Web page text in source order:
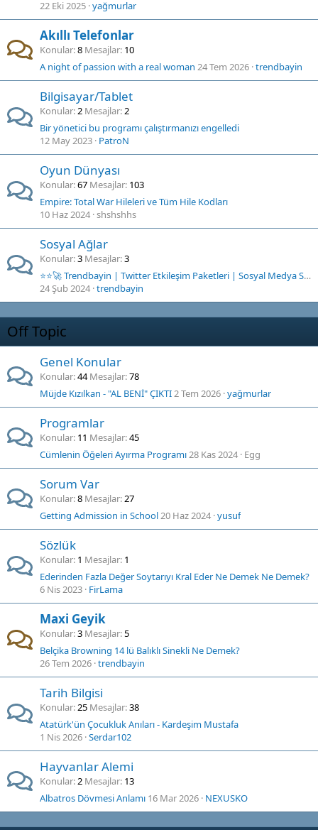
22 Eki 2025 yağmurlar
Akıllı Telefonlar
Konular 8 Mesajlar 10
A night of passion with a real woman 24 Tem 2026 trendbayin
Bilgisayar/Tablet
Konular 2 Mesajlar 2
Bir yönetici bu programı çalıştırmanızı engelledi
12 May 2023 PatroN
Oyun Dünyası
Konular 67 Mesajlar 103
Empire: Total War Hileleri ve Tüm Hile Kodları
10 Haz 2024 shshshhs
Sosyal Ağlar
Konular 3 Mesajlar 3
⭐⭐🚀 Trendbayin | Twitter Etkileşim Paketleri | Sosyal Medya Servisleri | RT - Beğeni - Takipçi ⭐
24 Şub 2024 trendbayin
Off Topic
Genel Konular
Konular 44 Mesajlar 78
Müjde Kızılkan - "AL BENİ" ÇIKTI2 Tem 2026 yağmurlar
Programlar
Konular 11 Mesajlar 45
Cümlenin Öğeleri Ayırma Programı28 Kas 2024 Egg
Sorum Var
Konular 8 Mesajlar 27
Getting Admission in School20 Haz 2024 yusuf
Sözlük
Konular 1 Mesajlar 1
Ederinden Fazla Değer Soytarıyı Kral Eder Ne Demek Ne Demek?
6 Nis 2023 FirLama
Maxi Geyik
Konular 3 Mesajlar 5
Belçika Browning 14 lü Balıklı Sinekli Ne Demek?
26 Tem 2026 trendbayin
Tarih Bilgisi
Konular 25 Mesajlar 38
Atatürk'ün Çocukluk Anıları - Kardeşim Mustafa
1 Nis 2026 Serdar102
Hayvanlar Alemi
Konular 2 Mesajlar 13
Albatros Dövmesi Anlamı 16 Mar 2026 NEXUSKO